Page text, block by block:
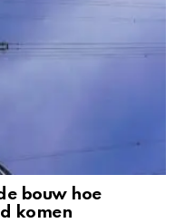
bouw hoe
komen